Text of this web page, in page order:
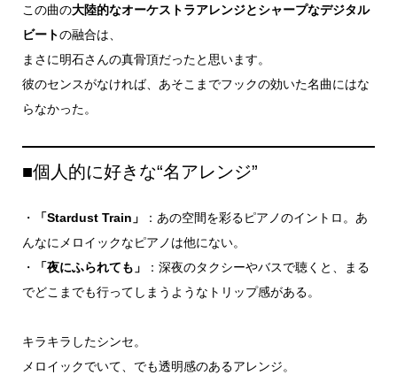
この曲の大陸的なオーケストラアレンジとシャープなデジタル
ビートの融合は、
まさに明石さんの真骨頂だったと思います。
彼のセンスがなければ、あそこまでフックの効いた名曲にはな
らなかった。
■個人的に好きな“名アレンジ”
・ 「Stardust Train」
：あの空間を彩るピアノのイントロ。あ
んなにメロイックなピアノは他にない。
・
「夜にふられても」
：深夜のタクシーやバスで聴くと、まる
でどこまでも行ってしまうようなトリップ感がある。
キラキラしたシンセ。
メロイックでいて、でも透明感のあるアレンジ。